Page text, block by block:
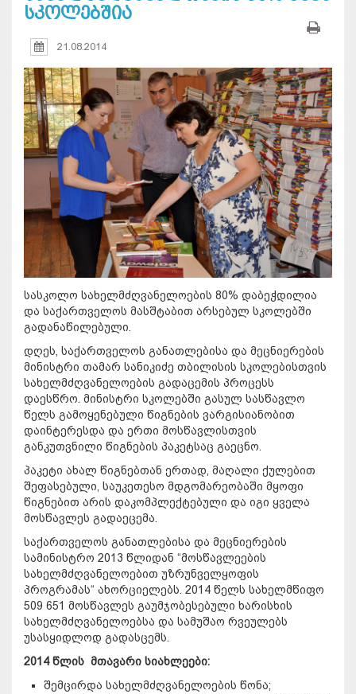
სკოლებშია
21.08.2014
სასკოლო სახელმძღვანელოების 80% დაბეჭდილია
და საქართველოს მასშტაბით არსებულ სკოლებში
გადანაწილებული.
დღეს, საქართველოს განათლებისა და მეცნიერების
მინისტრი თამარ სანიკიძე თბილისის სკოლებისთვის
სახელმძღვანელოების გადაცემის პროცესს
დაესწრო. მინისტრი სკოლებში გასულ სასწავლო
წელს გამოყენებული წიგნების ვარგისიანობით
დაინტერესდა და ერთი მოსწავლისთვის
განკუთვნილი წიგნების პაკეტსაც გაეცნო.
პაკეტი ახალ წიგნებთან ერთად, მაღალი ქულებით
შეფასებული, საუკეთესო მდგომარეობაში მყოფი
წიგნებით არის დაკომპლექტებული და იგი ყველა
მოსწავლეს გადაეცემა.
საქართველოს განათლებისა და მეცნიერების
სამინისტრო 2013 წლიდან “მოსწავლეების
სახელმძღვანელოებით უზრუნველყოფის
პროგრამას“ ახორციელებს. 2014 წელს სახელმწიფო
509 651 მოსწავლეს გაუმჯობესებული ხარისხის
სახელმძღვანელოებსა და სამუშაო რვეულებს
უსასყიდლოდ გადასცემს.
2014 წლის მთავარი სიახლეები:
შემცირდა სახელმძღვანელოების წონა;